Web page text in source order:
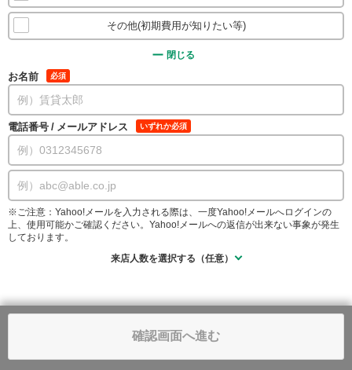
その他(初期費用が知りたい等)
閉じる
お名前 必須
電話番号 / メールアドレス いずれか必須
※ご注意：Yahoo!メールを入力される際は、一度Yahoo!メールへログインの
上、使用可能かご確認ください。Yahoo!メールへの返信が出来ない事象が発生
しております。
来店人数を選択する（任意）
確認画面へ進む